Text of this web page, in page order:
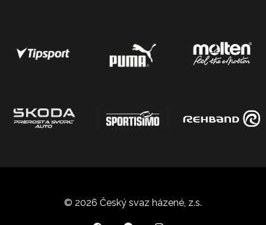
© 2026 Český svaz házené, z.s.